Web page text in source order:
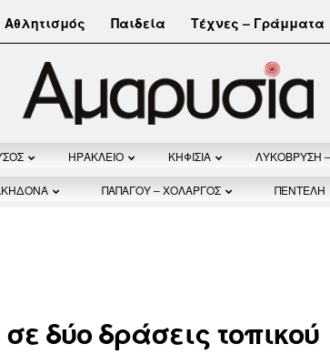
Αθλητισμός Παιδεία Τέχνες – Γράμματα
ΗΡΑΚΛΕΙΟ ΚΗΦΙΣΙΑ ΛΥΚΟΒΡΥΣΗ
ΠΑΠΑΓΟΥ – ΧΟΛΑΡΓΟΣ ΠΕΝΤΕΛΗ
δύο δράσεις τοπικού